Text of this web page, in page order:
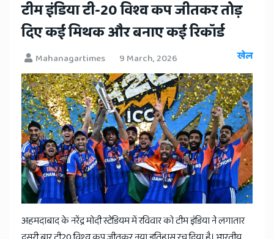
​टीम इंडिया टी-20 विश्व कप जीतकर तोड़
दिए कई मिथक और बनाए कई रिकॉर्ड
Mahanagartimes 9 March, 2026 खेल
अहमदाबाद के नरेंद्र मोदी स्टेडियम में रविवार को टीम इंडिया ने लगातार